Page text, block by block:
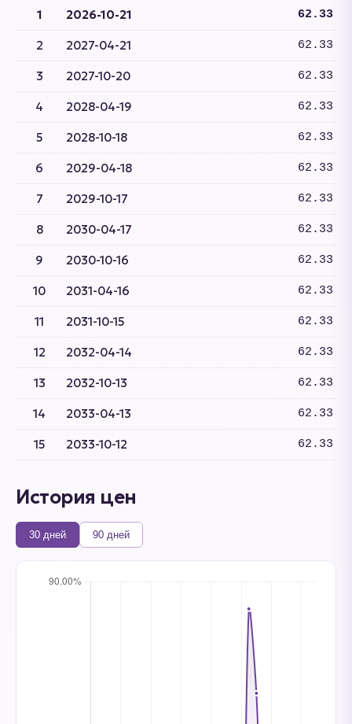
1 2026-10-21 62.33
2 2027-04-21 62.33
3 2027-10-20 62.33
4 2028-04-19 62.33
5 2028-10-18 62.33
6 2029-04-18 62.33
7 2029-10-17 62.33
8 2030-04-17 62.33
9 2030-10-16 62.33
10 2031-04-16 62.33
11 2031-10-15 62.33
12 2032-04-14 62.33
13 2032-10-13 62.33
14 2033-04-13 62.33
15 2033-10-12 62.33
История цен
30 дней 90 дней